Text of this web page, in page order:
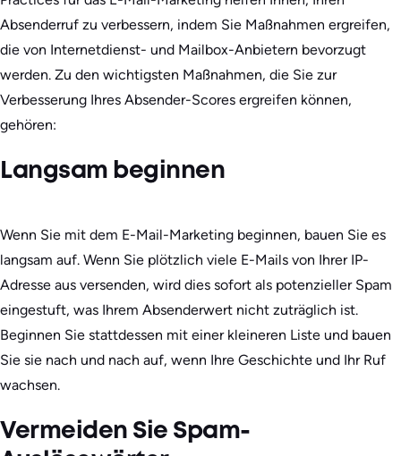
Absenderruf zu verbessern, indem Sie Maßnahmen ergreifen,
die von Internetdienst- und Mailbox-Anbietern bevorzugt
werden. Zu den wichtigsten Maßnahmen, die Sie zur
Verbesserung Ihres Absender-Scores ergreifen können,
gehören:
Langsam beginnen
Wenn Sie mit dem E-Mail-Marketing beginnen, bauen Sie es
langsam auf. Wenn Sie plötzlich viele E-Mails von Ihrer IP-
Adresse aus versenden, wird dies sofort als potenzieller Spam
eingestuft, was Ihrem Absenderwert nicht zuträglich ist.
Beginnen Sie stattdessen mit einer kleineren Liste und bauen
Sie sie nach und nach auf, wenn Ihre Geschichte und Ihr Ruf
wachsen.
Vermeiden Sie Spam-